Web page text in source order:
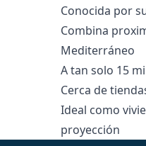
Conocida por
Combina
Mediterráneo
A tan solo 15
Cerca ‌de
Ideal como
‌proyección